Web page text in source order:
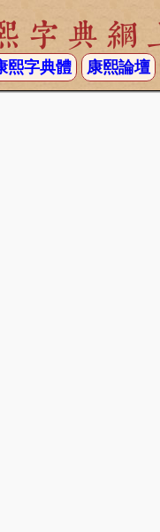
字典網
熙字典體 康熙論壇